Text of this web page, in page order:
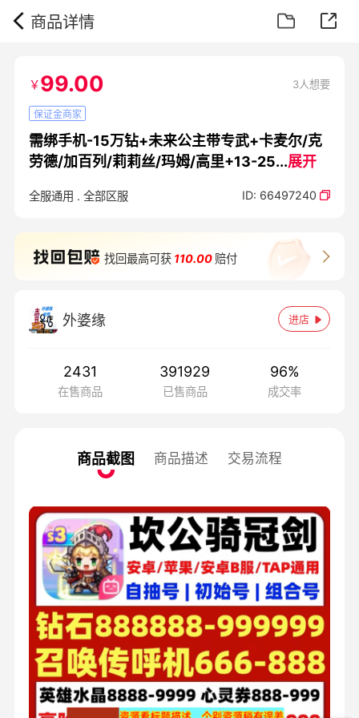
商品详情
￥99.00 3人想要
保证金商家
需绑手机-15万钻+未来公主带专武+卡麦尔/克
劳德/加百列/莉莉丝/玛姆/高里+13-25...展开
全服通用 . 全部区服 ID: 66497240
找回最高可获 110.00 赔付
外婆缘 进店
2431
在售商品
391929
已售商品
96%
成交率
商品截图 商品描述 交易流程